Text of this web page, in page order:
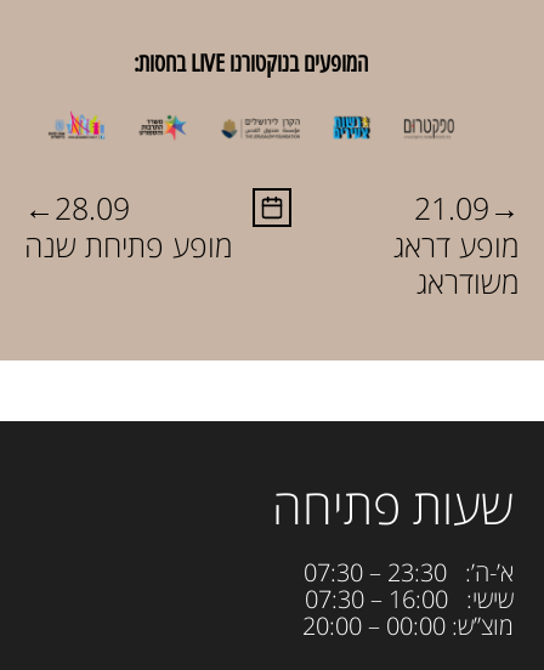
המופעים בנוקטורנו LIVE בחסות:
←28.09
מופע פתיחת שנה
21.09→
מופע דראג
משודראג
שעות פתיחה
א’-ה’: 23:30 – 07:30
שישי: 16:00 – 07:30
מוצ”ש: 00:00 – 20:00